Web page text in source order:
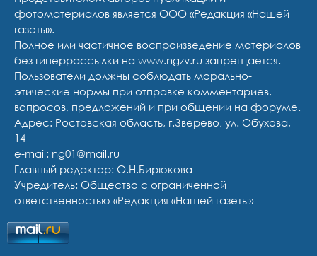
фотоматериалов является ООО «Редакция «Нашей
газеты».
Полное или частичное воспроизведение материалов
без гиперрассылки на www.ngzv.ru запрещается.
Пользователи должны соблюдать морально-
этические нормы при отправке комментариев,
вопросов, предложений и при общении на форуме.
Адрес: Ростовская область, г.Зверево, ул. Обухова,
14
e-mail: ng01@mail.ru
Главный редактор: О.Н.Бирюкова
Учредитель: Общество с ограниченной
ответственностью «Редакция «Нашей газеты»